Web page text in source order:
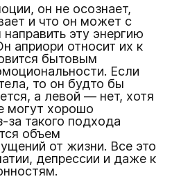
он не осознает,
и что он может с
эту энергию
априори относит их к
бытовым
Если
то он будто бы
а левой — нет, хотя
могут хорошо
за такого подхода
объем
от жизни. Все это
депрессии и даже к